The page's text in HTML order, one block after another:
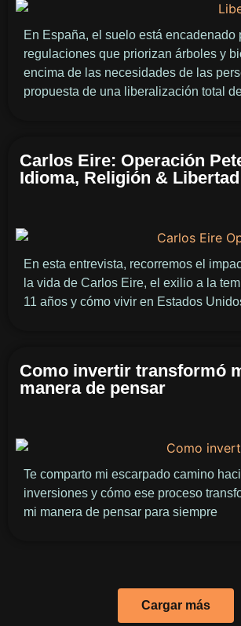
En España, el suelo está encadenado
regulaciones que priorizan árboles y
encima de las necesidades de las
propuesta de una liberalización total
Carlos Eire: Operación
Idioma, Religión & Libertad
En esta entrevista, recorremos el
la vida de Carlos Eire, el exilio a la
11 años y cómo vivir en Estados
Como invertir transformó
manera de pensar
Te comparto mi escarpado camino
inversiones y cómo ese proceso
mi manera de pensar para siempre
Cargar más